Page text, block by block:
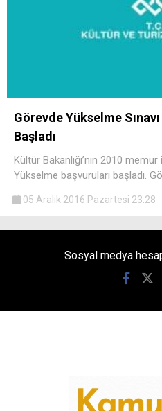
Görevde Yükselme
Başladı
Kültür Bakanlığı’nın 2010 memur
Yükselme başvuruları başladı.
05 Aralık 2016 Pazartesi 23:28
Sosyal medya